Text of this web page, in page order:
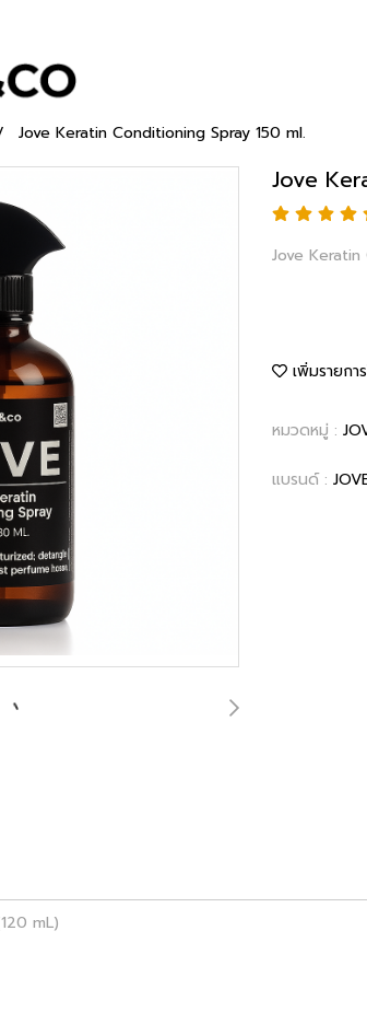
Jove Keratin Conditioning Spray 150 ml.
Jove
Jove Keratin
เพิ่มรายกา
หมวดหมู่ :
แบรนด์ :
mL)